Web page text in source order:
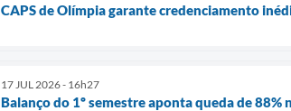
CAPS de Olímpia garante credenciamento
17 JUL 2026 - 16h27
Balanço do 1º semestre aponta queda de